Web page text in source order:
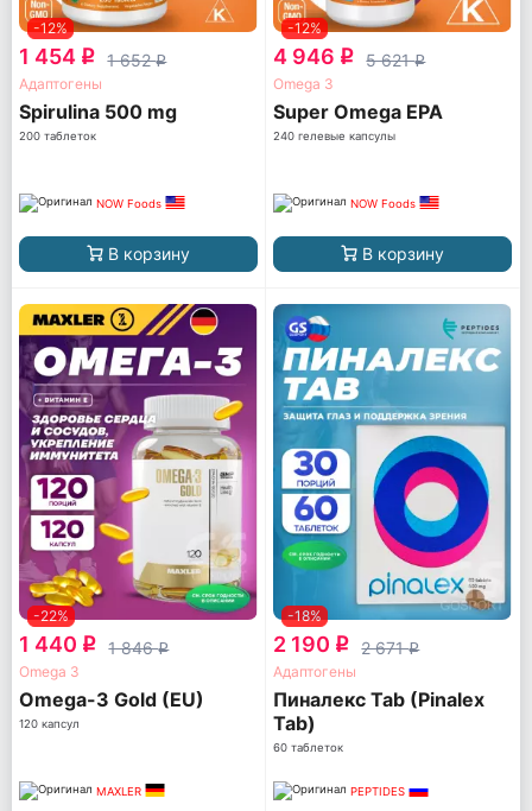
-12%
1 454 q 1 652q
Адаптогены
Spirulina 500 mg
200 таблеток
NOW Foods
В корзину
-12%
4 946 q 5 621q
Omega 3
Super Omega EPA
240 гелевые капсулы
NOW Foods
В корзину
-22%
1 440 q 1 846q
Omega 3
Omega-3 Gold (EU)
120 капсул
MAXLER
-18%
2 190 q 2 671q
Адаптогены
Пиналекс Tab (Pinalex
Tab)
60 таблеток
PEPTIDES